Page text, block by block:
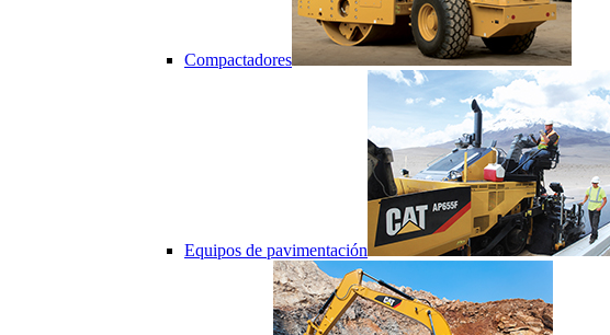
Compactadores
Equipos de pavimentación